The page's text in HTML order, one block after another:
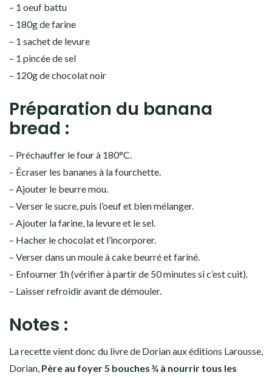
– 1 oeuf battu
– 180g de farine
– 1 sachet de levure
– 1 pincée de sel
– 120g de chocolat noir
Préparation du banana
bread :
– Préchauffer le four à 180°C.
– Écraser les bananes à la fourchette.
– Ajouter le beurre mou.
– Verser le sucre, puis l’oeuf et bien mélanger.
– Ajouter la farine, la levure et le sel.
– Hacher le chocolat et l’incorporer.
– Verser dans un moule à cake beurré et fariné.
– Enfourner 1h (vérifier à partir de 50 minutes si c’est cuit).
– Laisser refroidir avant de démouler.
Notes :
La recette vient donc du livre de Dorian aux éditions Larousse,
Dorian, Père au foyer 5 bouches ¾ à nourrir tous les